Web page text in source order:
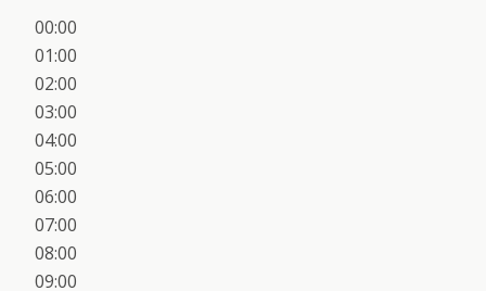
00:00
01:00
02:00
03:00
04:00
05:00
06:00
07:00
08:00
09:00